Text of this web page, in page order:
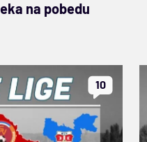
na pobedu
10